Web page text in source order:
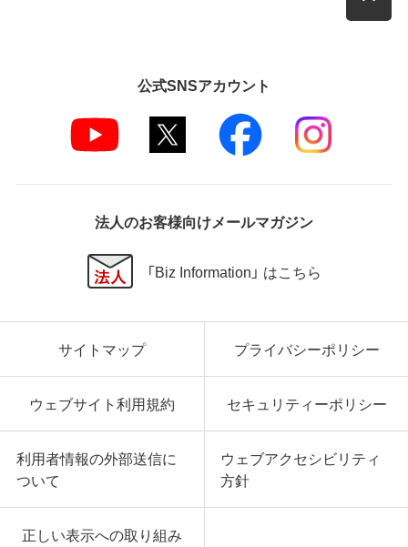
公式SNSアカウント
法人のお客様向けメールマガジン
「Biz Information」 はこちら
サイトマップ プライバシーポリシー
ウェブサイト利用規約 セキュリティーポリシー
利用者情報の外部送信に
ついて
ウェブアクセシビリティ
方針
正しい表示への取り組み